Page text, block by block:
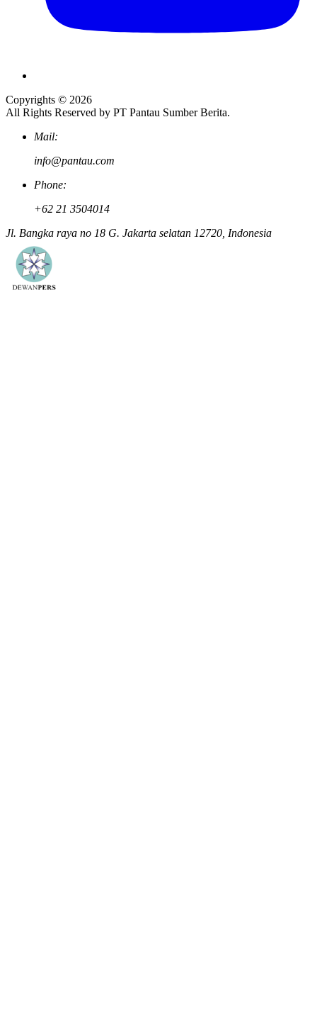
Copyrights © 2026
All Rights Reserved by PT Pantau Sumber Berita.
Mail:
info@pantau.com
Phone:
+62 21 3504014
Jl. Bangka raya no 18 G. Jakarta selatan 12720, Indonesia